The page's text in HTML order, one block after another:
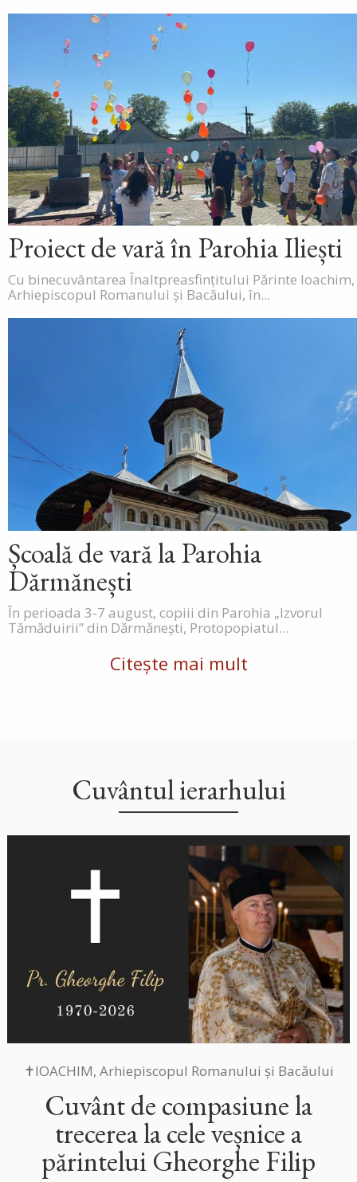
Proiect de vară în Parohia Iliești
Cu binecuvântarea Înaltpreasfințitului Părinte Ioachim,
Arhiepiscopul Romanului și Bacăului, în...
Școală de vară la Parohia
Dărmănești
În perioada 3-7 august, copiii din Parohia „Izvorul
Tămăduirii” din Dărmănești, Protopopiatul...
Citește mai mult
Cuvântul ierarhului
✝IOACHIM, Arhiepiscopul Romanului și Bacăului
Cuvânt de compasiune la
trecerea la cele veșnice a
părintelui Gheorghe Filip